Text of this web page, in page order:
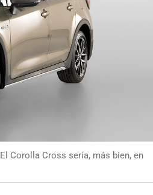
Corolla Cross sería, más bien, en